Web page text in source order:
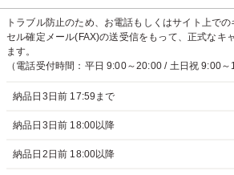
トラブル防止のため、お電話もしくはサイト上で
セル確定メール(FAX)の送受信をもって、正式なキ
ます。
（電話受付時間：平日 9:00～20:00 / 土日祝 9:00～
納品日3日前 17:59まで
納品日3日前 18:00以降
納品日2日前 18:00以降